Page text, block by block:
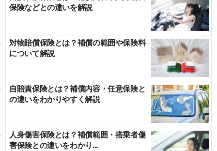
保険などとの違いを解説
対物賠償保険とは？補償の範囲や保険料
について解説
自賠責保険とは？補償内容・任意保険と
の違いをわかりやすく解説
人身傷害保険とは？補償範囲・搭乗者傷
害保険との違いをわかり...